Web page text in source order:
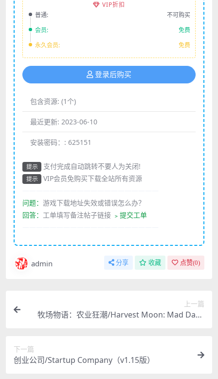
VIP折扣
普通:
不可购买
会员:
免费
永久会员:
免费
登录后购买
包含资源: (1个)
最近更新: 2023-06-10
安装密码：: 625151
提示 支付完成自动跳转不要人为关闭!
提示
VIP会员免购买下载全站所有资源
问题： 游戏下载地址失效或错误怎么办？
回答： 工单填写备注帖子链接 ﹥提交工单
admin 分享 收藏 点赞(0)
上一篇
牧场物语：农业狂潮/Harvest Moon: Mad Dash
下一篇
创业公司/Startup Company（v1.15版）